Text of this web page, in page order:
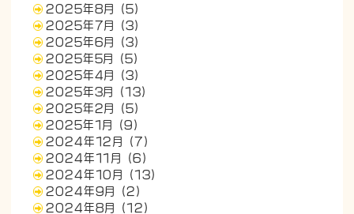
2025年8月
(5)
2025年7月
(3)
2025年6月
(3)
2025年5月
(5)
2025年4月
(3)
2025年3月
(13)
2025年2月
(5)
2025年1月
(9)
2024年12月
(7)
2024年11月
(6)
2024年10月
(13)
2024年9月
(2)
2024年8月
(12)